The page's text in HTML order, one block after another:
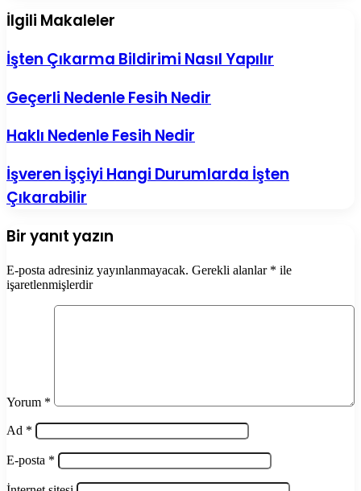
337)
Suçun
Cezai
ve
Yargılama
(TCK
İlgili Makaleler
İşten Çıkarma Bildirimi Nasıl Yapılır
Geçerli Nedenle Fesih Nedir
Haklı Nedenle Fesih Nedir
İşveren İşçiyi Hangi Durumlarda İşten
Çıkarabilir
Bir yanıt yazın
E-posta adresiniz yayınlanmayacak. Gerekli alanlar * ile
işaretlenmişlerdir
Yorum *
Ad *
E-posta *